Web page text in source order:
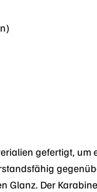
gefertigt, um
Glanz. Der